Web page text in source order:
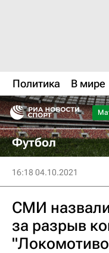
Политика В мире
Футбол
16:18 04.10.2021
СМИ
за разрыв